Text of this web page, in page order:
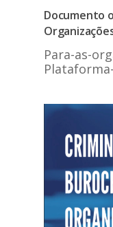
Documento
Para-as-